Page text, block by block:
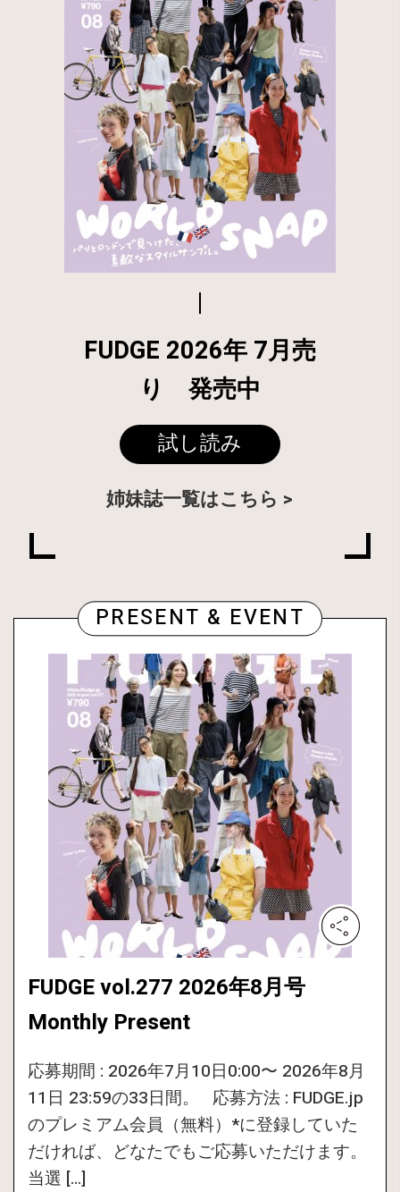
FUDGE 2026年 7月売
り 発売中
試し読み
姉妹誌一覧はこちら
PRESENT & EVENT
FUDGE vol.277 2026年8月号
Monthly Present
応募期間 : 2026年7月10日0:00〜 2026年8月
11日 23:59の33日間。 応募方法 : FUDGE.jp
のプレミアム会員（無料）*に登録していた
だければ、どなたでもご応募いただけます。
当選 […]